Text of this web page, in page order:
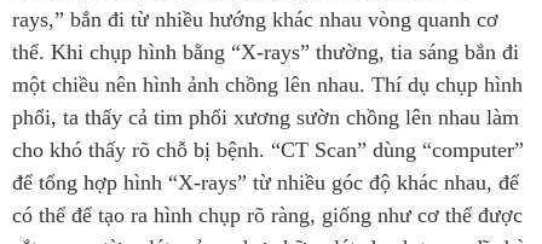
rays,” bắn đi từ nhiều hướng khác nhau vòng quanh cơ
thể. Khi chụp hình bằng “X-rays” thường, tia sáng bắn đi
một chiều nên hình ảnh chồng lên nhau. Thí dụ chụp hình
phổi, ta thấy cả tim phổi xương sườn chồng lên nhau làm
cho khó thấy rõ chỗ bị bệnh. “CT Scan” dùng “computer”
để tổng hợp hình “X-rays” từ nhiều góc độ khác nhau, để
có thể để tạo ra hình chụp rõ ràng, giống như cơ thể được